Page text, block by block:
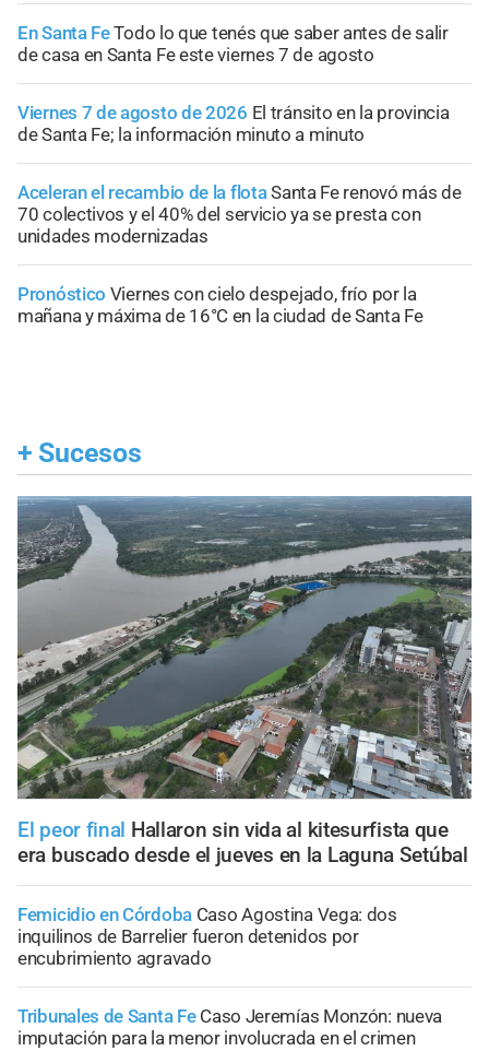
En Santa FeTodo lo que tenés que saber antes de salir
de casa en Santa Fe este viernes 7 de agosto
Viernes 7 de agosto de 2026 El tránsito en la provincia
de Santa Fe; la información minuto a minuto
Aceleran el recambio de la flotaSanta Fe renovó más de
70 colectivos y el 40% del servicio ya se presta con
unidades modernizadas
Pronóstico Viernes con cielo despejado, frío por la
mañana y máxima de 16°C en la ciudad de Santa Fe
+ Sucesos
El peor final Hallaron sin vida al kitesurfista que
era buscado desde el jueves en la Laguna Setúbal
Femicidio en Córdoba Caso Agostina Vega: dos
inquilinos de Barrelier fueron detenidos por
encubrimiento agravado
Tribunales de Santa Fe Caso Jeremías Monzón: nueva
imputación para la menor involucrada en el crimen